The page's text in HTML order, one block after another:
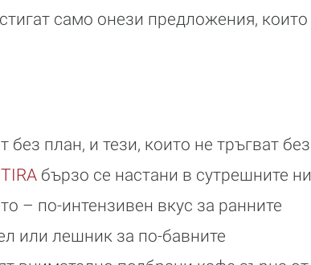
само онези предложения, които
план, и тези, които не тръгват без
TIRA бързо се настани в сутрешните ни
– по-интензивен вкус за ранните
или лешник за по-бавните